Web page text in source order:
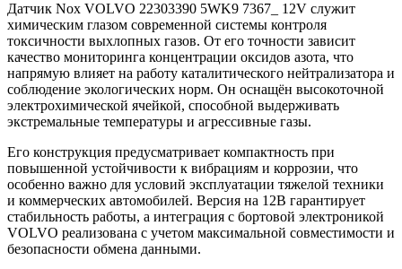
Датчик Nox VOLVO 22303390 5WK9 7367_ 12V служит
химическим глазом современной системы контроля
токсичности выхлопных газов. От его точности зависит
качество мониторинга концентрации оксидов азота, что
напрямую влияет на работу каталитического нейтрализатора и
соблюдение экологических норм. Он оснащён высокоточной
электрохимической ячейкой, способной выдерживать
экстремальные температуры и агрессивные газы.
Его конструкция предусматривает компактность при
повышенной устойчивости к вибрациям и коррозии, что
особенно важно для условий эксплуатации тяжелой техники
и коммерческих автомобилей. Версия на 12В гарантирует
стабильность работы, а интеграция с бортовой электроникой
VOLVO реализована с учетом максимальной совместимости и
безопасности обмена данными.